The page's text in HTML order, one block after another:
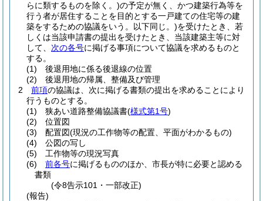
らに類するものを除く。)の予定が無く、かつ建築行為等を
行う者が居住することを目的とする一戸建ての住宅等の建
築をするための協議をいう。以下同じ。)を受けたとき、若
しくは当該申請書の提出を受けたとき、当該建築主等に対
して、 次の各号に掲げる事項について協議を求めるものと
する。
(1)
後退用地に係る後退線の位置
(2)
後退用地の帰属、整備及び管理
2
前項の協議は、次に掲げる書類の提出を求めることにより
行うものとする。
(1)
狭あい道路整備協議書(様式第1号)
(2)
位置図
(3)
配置図(現況の工作物等の配置、平面がわかるもの)
(4)
公図の写し
(5)
工作物等の現況写真
(6)
前各号に掲げるもののほか、市長が特に必要と認める
書類
(令8告示101・一部改正)
(報告)